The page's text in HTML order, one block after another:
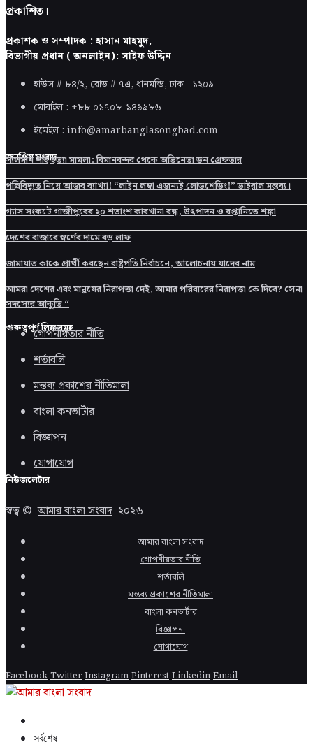
প্রকাশিত।
প্রকাশক ও সম্পাদক : হাসান মাহমুদ,
বিভাগীয় প্রধান ( অনলাইন): সাইফ উদ্দিন
হাউস # ৮৪/২, রোড # ৭এ, ধানমন্ডি, ঢাকা- ১২০৯
মোবাইল : +৮৮ ০১৭০৮-১৪৯৯৮৬
ইমেইল : info@amarbanglasongbad.com
জনপ্রিয় সংবাদ
সালমান শাহ হত্যা মামলা: বিমানবন্দর থেকে অভিনেতা ডন গ্রেফতার
পল্লিবিদ্যুত নিয়ে আজব ব্যাখ্যা! “লাইন লম্বা এজন্যই লোডশেডিং!” ভাইরাল মন্তব্য।
গ্যাস সংকটে গাজীপুরের ২০ শতাংশ কারখানা বন্ধ, উৎপাদন ও রপ্তানিতে শঙ্কা
দেশের বাজারে স্বর্ণের দামে বড় লাফ
জামায়াত কাকে প্রার্থী করছেন রাষ্ট্রপতি নির্বাচনে, আলোচনায় যাদের নাম
আমরা দেশের এবং মানুষের নিরাপত্তা দেই, আমার পরিবারের নিরাপত্তা কে দিবে? সেনা
সদস্যের আকুতি “
গুরুত্বপূর্ণ লিঙ্কসমূহ
গোপনীয়তার নীতি
শর্তাবলি
মন্তব্য প্রকাশের নীতিমালা
বাংলা কনভার্টার
বিজ্ঞাপন
যোগাযোগ
নিউজলেটার
স্বত্ব ©আমার বাংলা সংবাদ ২০২৬
আমার বাংলা সংবাদ
গোপনীয়তার নীতি
শর্তাবলি
মন্তব্য প্রকাশের নীতিমালা
বাংলা কনভার্টার
বিজ্ঞাপন
যোগাযোগ
FacebookTwitterInstagramPinterestLinkedinEmail
সর্বশেষ